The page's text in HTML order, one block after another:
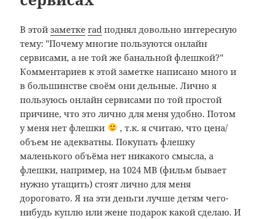
В этойзаметке rad поднял довольно интересную
тему: "Почему многие пользуются онлайн
сервисами, а не той же банальной флешкой?"
Комментариев к этой заметке написано много и
в большинстве своём они дельные. Лично я
пользуюсь онлайн сервисами по той простой
причине, что это лично для меня удобно. Потом
у меня нет флешки
, т.к. я считаю, что цена/
объем не адекватны. Покупать флешку
маленького объёма нет никакого смысла, а
флешки, например, на 1024 MB (фильм бывает
нужно утащить) стоят лично для меня
дороговато. Я на эти деньги лучше детям чего-
нибудь куплю или жене подарок какой сделаю. И